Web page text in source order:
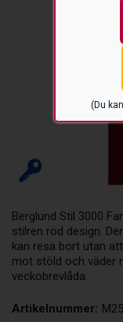
(Du
Berglund Stil 3000
stilren röd design.
kan resa bort utan
mot stöld och väder
veckobrevlåda.
Artikelnummer: